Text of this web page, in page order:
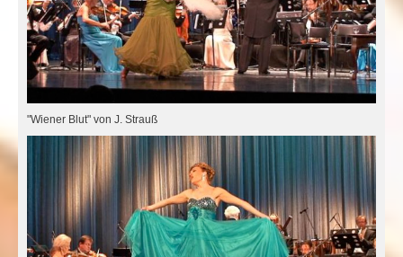
"Wiener Blut" von J. Strauß